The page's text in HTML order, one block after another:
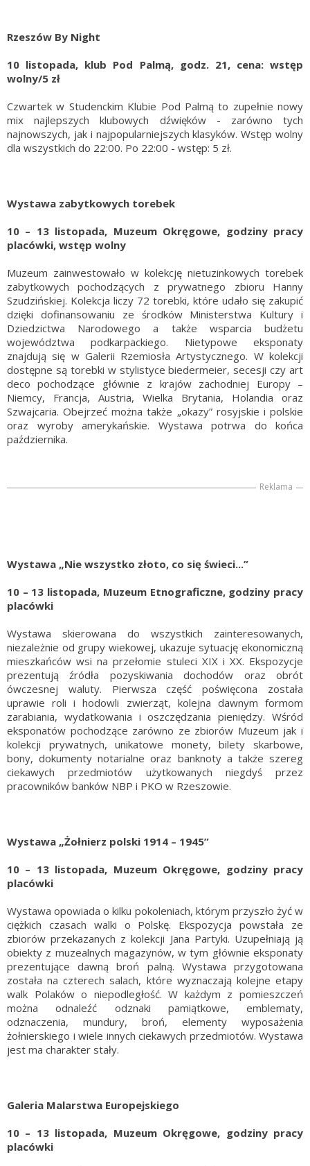
Rzeszów By Night
10 listopada, klub Pod Palmą, godz. 21, cena: wstęp
wolny/5 zł
Czwartek w Studenckim Klubie Pod Palmą to zupełnie nowy
mix najlepszych klubowych dźwięków - zarówno tych
najnowszych, jak i najpopularniejszych klasyków. Wstęp wolny
dla wszystkich do 22:00. Po 22:00 - wstęp: 5 zł.
Wystawa zabytkowych torebek
10 – 13 listopada, Muzeum Okręgowe, godziny pracy
placówki, wstęp wolny
Muzeum zainwestowało w kolekcję nietuzinkowych torebek
zabytkowych pochodzących z prywatnego zbioru Hanny
Szudzińskiej. Kolekcja liczy 72 torebki, które udało się zakupić
dzięki dofinansowaniu ze środków Ministerstwa Kultury i
Dziedzictwa Narodowego a także wsparcia budżetu
województwa podkarpackiego. Nietypowe eksponaty
znajdują się w Galerii Rzemiosła Artystycznego. W kolekcji
dostępne są torebki w stylistyce biedermeier, secesji czy art
deco pochodzące głównie z krajów zachodniej Europy –
Niemcy, Francja, Austria, Wielka Brytania, Holandia oraz
Szwajcaria. Obejrzeć można także „okazy” rosyjskie i polskie
oraz wyroby amerykańskie. Wystawa potrwa do końca
października.
Reklama
Wystawa „Nie wszystko złoto, co się świeci...”
10 – 13 listopada, Muzeum Etnograficzne, godziny pracy
placówki
Wystawa skierowana do wszystkich zainteresowanych,
niezależnie od grupy wiekowej, ukazuje sytuację ekonomiczną
mieszkańców wsi na przełomie stuleci XIX i XX. Ekspozycje
prezentują źródła pozyskiwania dochodów oraz obrót
ówczesnej waluty. Pierwsza część poświęcona została
uprawie roli i hodowli zwierząt, kolejna dawnym formom
zarabiania, wydatkowania i oszczędzania pieniędzy. Wśród
eksponatów pochodzące zarówno ze zbiorów Muzeum jak i
kolekcji prywatnych, unikatowe monety, bilety skarbowe,
bony, dokumenty notarialne oraz banknoty a także szereg
ciekawych przedmiotów użytkowanych niegdyś przez
pracowników banków NBP i PKO w Rzeszowie.
Wystawa „Żołnierz polski 1914 – 1945”
10 – 13 listopada, Muzeum Okręgowe, godziny pracy
placówki
Wystawa opowiada o kilku pokoleniach, którym przyszło żyć w
ciężkich czasach walki o Polskę. Ekspozycja powstała ze
zbiorów przekazanych z kolekcji Jana Partyki. Uzupełniają ją
obiekty z muzealnych magazynów, w tym głównie eksponaty
prezentujące dawną broń palną. Wystawa przygotowana
została na czterech salach, które wyznaczają kolejne etapy
walk Polaków o niepodległość. W każdym z pomieszczeń
można odnaleźć odznaki pamiątkowe, emblematy,
odznaczenia, mundury, broń, elementy wyposażenia
żołnierskiego i wiele innych ciekawych przedmiotów. Wystawa
jest ma charakter stały.
Galeria Malarstwa Europejskiego
10 – 13 listopada, Muzeum Okręgowe, godziny pracy
placówki